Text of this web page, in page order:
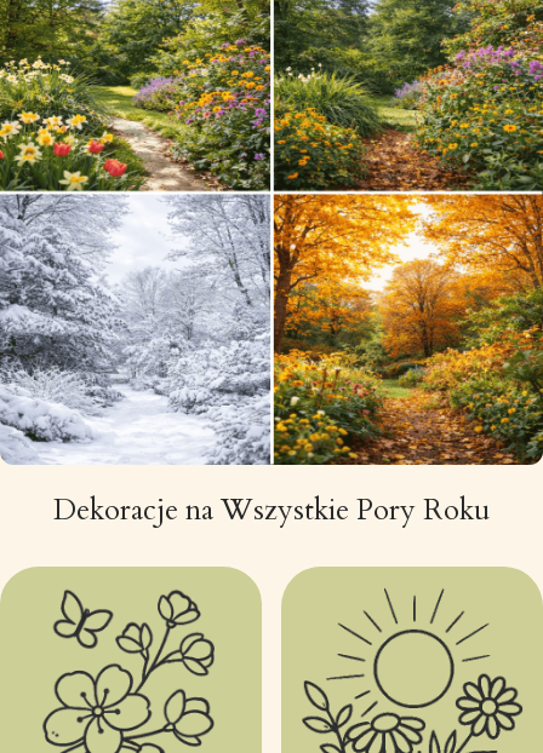
Dekoracje na Wszystkie Pory Roku